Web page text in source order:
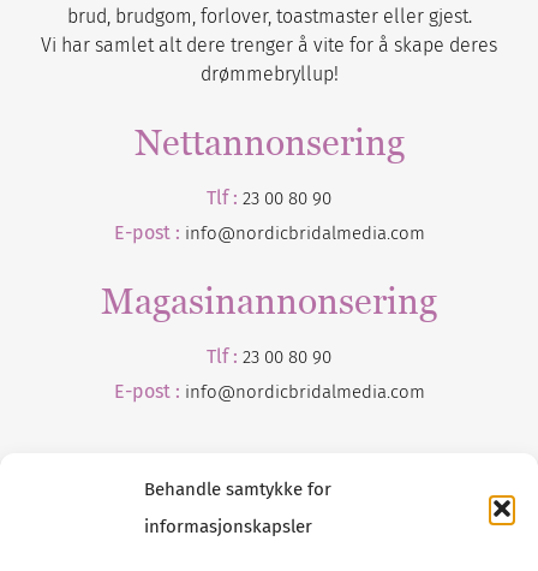
Behandle samtykke for
informasjonskapsler
brud, brudgom, forlover, toastmaster eller gjest.
Vi har samlet alt dere trenger å vite for å skape deres
drømmebryllup!
Nettannonsering
Tlf : 23 00 80 90
E-post : info@nordicbridalmedia.com
Magasinannonsering
Tlf : 23 00 80 90
E-post : info@nordicbridalmedia.com